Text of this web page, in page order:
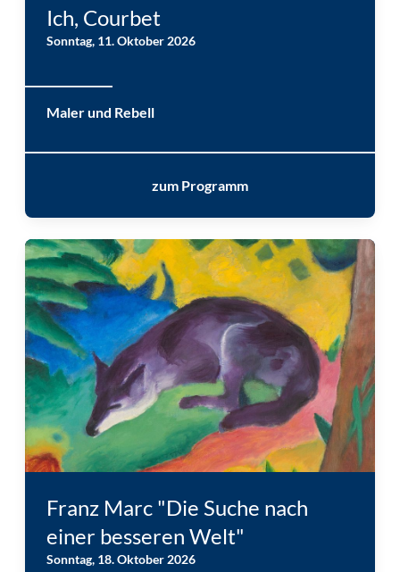
Ich, Courbet
Sonntag, 11. Oktober 2026
Maler und Rebell
zum Programm
Franz Marc "Die Suche nach
einer besseren Welt"
Sonntag, 18. Oktober 2026